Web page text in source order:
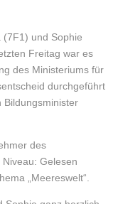
(7F1) und Sophie
Freitag war es
des Ministeriums für
durchgeführt
Bildungsminister
des
Gelesen
„Meereswelt“.